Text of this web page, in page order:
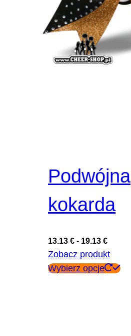
Podwójna
kokarda
13.13 € - 19.13 €
Zobacz produkt
Wybierz opcje
Ten